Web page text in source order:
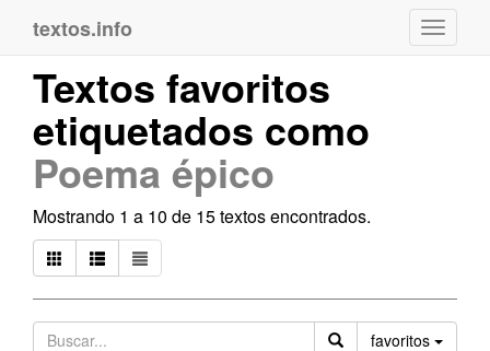
textos.info
Textos favoritos
etiquetados como
Poema épico
Mostrando 1 a 10 de 15 textos encontrados.
favoritos